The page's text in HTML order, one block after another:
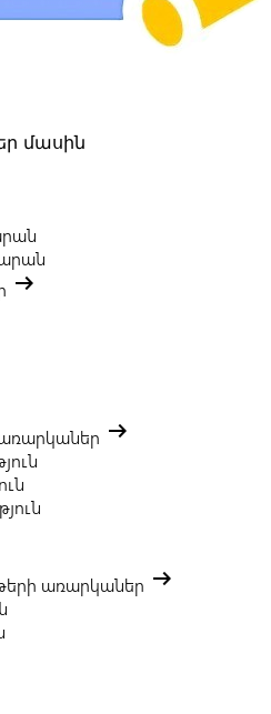
մասին
arrow_right_alt
առարկաներ arrow_right_alt
առարկաներ arrow_right_alt